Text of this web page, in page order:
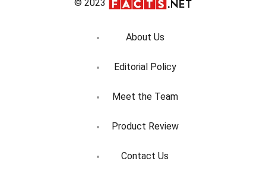
© 2023
About Us
Editorial Policy
Meet the Team
Product Review
Contact Us